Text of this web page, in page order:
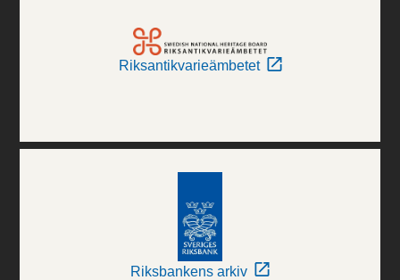
Riksantikvarieämbetet
Riksbankens arkiv